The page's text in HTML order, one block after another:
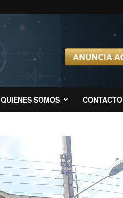
QUIENES SOMOS CONTACTO